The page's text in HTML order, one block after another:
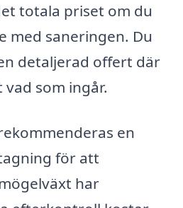
totala priset om du
med saneringen. Du
detaljerad offert där
som ingår.
en
för att
har